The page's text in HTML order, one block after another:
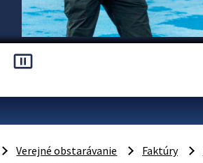
pause_presentation
Verejné obstarávanie Faktúry